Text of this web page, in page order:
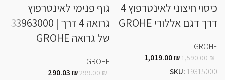
כיסוי חיצוני לאינטרפוץ 4
דרך דגם אללורי GROHE
GROHE
1,590.00₪
1,019.00₪
SKU: 19315000
גוף פנימי לאינטרפוץ
גרואה 4 דרך | 33963000
של גרואה GROHE
GROHE
299.00₪
290.03 ₪